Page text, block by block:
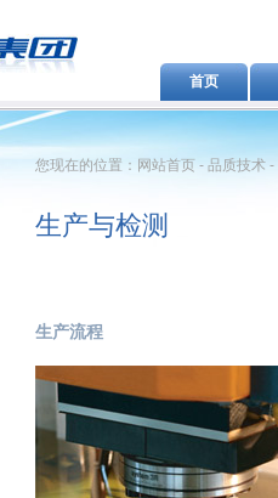
首页
您现在的位置：网站首页 - 品质技术
生产与检测
生产流程